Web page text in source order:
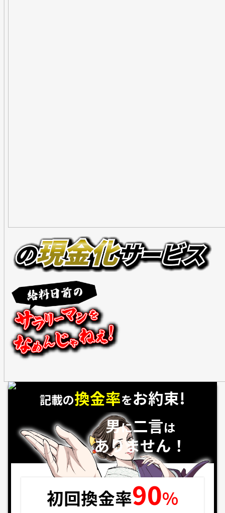
記載の換金率をお約束!
男に二言は
ありません！
初回換金率90%